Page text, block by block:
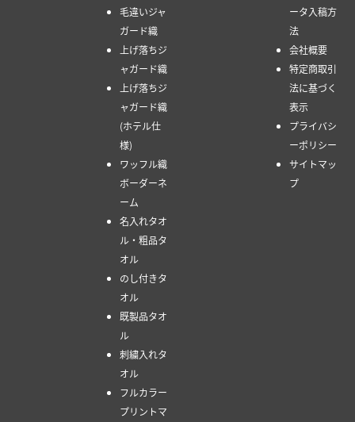
毛違いジャ
ガード織
上げ落ちジ
ャガード織
上げ落ちジ
ャガード織
(ホテル仕
様)
ワッフル織
ボーダーネ
ーム
名入れタオ
ル・粗品タ
オル
のし付きタ
オル
既製品タオ
ル
刺繍入れタ
オル
フルカラー
プリントマ
ータ入稿方
法
会社概要
特定商取引
法に基づく
表示
プライバシ
ーポリシー
サイトマッ
プ